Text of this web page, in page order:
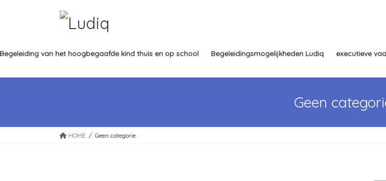
Begeleiding van het hoogbegaafde kind thuis en op school Begeleidingsmogelijkheden Ludiq executieve
Geen
HOME Geen categorie